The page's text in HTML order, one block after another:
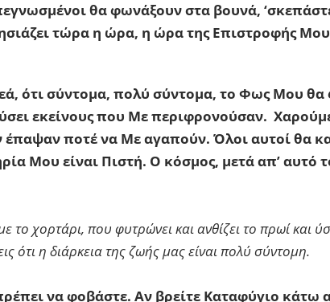
θα φωνάξουν στα βουνά,
τώρα η ώρα, η ώρα της Επιστροφής
ότι σύντομα, πολύ σύντομα, το Φως Μου θα
εκείνους που Με περιφρονούσαν.
ποτέ να Με αγαπούν. Όλοι αυτοί θα
Μου είναι Πιστή. Ο κόσμος, μετά απ’ αυτό
το χορτάρι, που φυτρώνει και ανθίζει το πρωί και
ότι η διάρκεια της ζωής μας είναι πολύ σύντομη.
να φοβάστε. Αν βρείτε Καταφύγιο κάτω